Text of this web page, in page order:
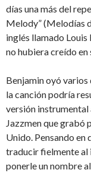
días una más del
Melody” (Melodías
inglés llamado Louis
no hubiera creído en
Benjamin oyó varios
la canción podría
versión instrumental
Jazzmen que grabó
Unido. Pensando
traducir fielmente al
ponerle un nombre